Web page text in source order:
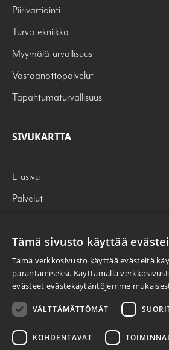
Piirivartiointi
Turvatekniikka
Myymäläturvallisuus
Vastaanottopalvelut
Tapahtumaturvallisuus
SIVUKARTTA
Etusivu
Palvelut
247PRESS
OTA YHTEYTTÄ
Tietosuojaseloste
Tämä sivusto käyttää
Tämä verkkosivusto käyttää evästeitä
parantamiseksi. Käyttämällä
evästeet evästekäytäntöjemme
VÄLTTÄMÄTTÖMÄT
KOHDENTAVAT